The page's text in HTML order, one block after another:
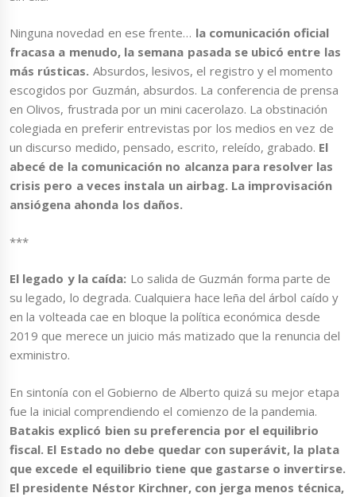
Ninguna novedad en ese frente… la comunicación oficial
fracasa a menudo, la semana pasada se ubicó entre las
más rústicas. Absurdos, lesivos, el registro y el momento
escogidos por Guzmán, absurdos. La conferencia de prensa
en Olivos, frustrada por un mini cacerolazo. La obstinación
colegiada en preferir entrevistas por los medios en vez de
un discurso medido, pensado, escrito, releído, grabado. El
abecé de la comunicación no alcanza para resolver las
crisis pero a veces instala un airbag. La improvisación
ansiógena ahonda los daños.
***
El legado y la caída: Lo salida de Guzmán forma parte de
su legado, lo degrada. Cualquiera hace leña del árbol caído y
en la volteada cae en bloque la política económica desde
2019 que merece un juicio más matizado que la renuncia del
exministro.
En sintonía con el Gobierno de Alberto quizá su mejor etapa
fue la inicial comprendiendo el comienzo de la pandemia.
Batakis explicó bien su preferencia por el equilibrio
fiscal. El Estado no debe quedar con superávit, la plata
que excede el equilibrio tiene que gastarse o invertirse.
El presidente Néstor Kirchner, con jerga menos técnica,